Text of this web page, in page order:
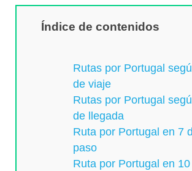
Índice de contenidos
Rutas por Portugal
de viaje
Rutas por Portugal
de llegada
Ruta por Portugal en 7
paso
Ruta por Portugal en